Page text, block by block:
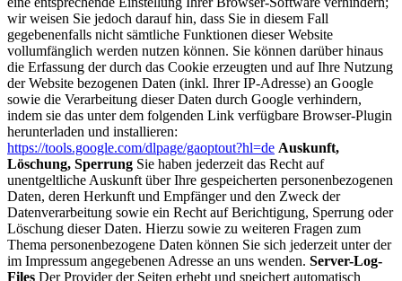
wir weisen Sie jedoch darauf hin, dass Sie in diesem Fall
gegebenenfalls nicht sämtliche Funktionen dieser Website
vollumfänglich werden nutzen können. Sie können darüber hinaus
die Erfassung der durch das Cookie erzeugten und auf Ihre Nutzung
der Website bezogenen Daten (inkl. Ihrer IP-Adresse) an Google
sowie die Verarbeitung dieser Daten durch Google verhindern,
indem sie das unter dem folgenden Link verfügbare Browser-Plugin
herunterladen und installieren:
https://tools.google.com/dlpage/gaoptout?hl=de Auskunft,
Löschung, Sperrung Sie haben jederzeit das Recht auf
unentgeltliche Auskunft über Ihre gespeicherten personenbezogenen
Daten, deren Herkunft und Empfänger und den Zweck der
Datenverarbeitung sowie ein Recht auf Berichtigung, Sperrung oder
Löschung dieser Daten. Hierzu sowie zu weiteren Fragen zum
Thema personenbezogene Daten können Sie sich jederzeit unter der
im Impressum angegebenen Adresse an uns wenden. Server-Log-
Files Der Provider der Seiten erhebt und speichert automatisch